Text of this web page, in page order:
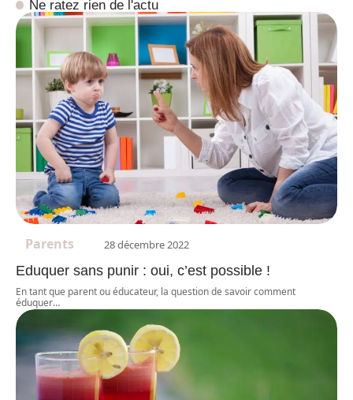
Ne ratez rien de l'actu
Parents 28 décembre 2022
Eduquer sans punir : oui, c’est possible !
En tant que parent ou éducateur, la question de savoir comment
éduquer…